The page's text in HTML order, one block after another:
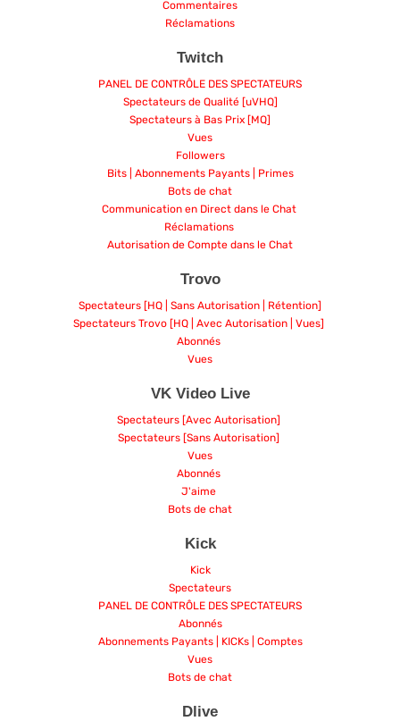
Commentaires
Réclamations
Twitch
PANEL DE CONTRÔLE DES SPECTATEURS
Spectateurs de Qualité [uVHQ]
Spectateurs à Bas Prix [MQ]
Vues
Followers
Bits | Abonnements Payants | Primes
Bots de chat
Communication en Direct dans le Chat
Réclamations
Autorisation de Compte dans le Chat
Trovo
Spectateurs [HQ | Sans Autorisation | Rétention]
Spectateurs Trovo [HQ | Avec Autorisation | Vues]
Abonnés
Vues
VK Video Live
Spectateurs [Avec Autorisation]
Spectateurs [Sans Autorisation]
Vues
Abonnés
J'aime
Bots de chat
Kick
Kick
Spectateurs
PANEL DE CONTRÔLE DES SPECTATEURS
Abonnés
Abonnements Payants | KICKs | Comptes
Vues
Bots de chat
Dlive